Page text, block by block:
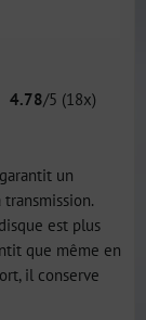
4.78/5 (18x)
un
est plus
que même en
il conserve